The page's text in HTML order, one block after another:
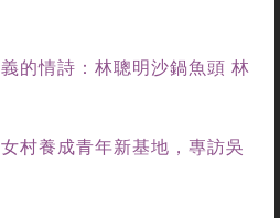
的情詩：林聰明沙鍋魚頭 林
村養成青年新基地，專訪吳